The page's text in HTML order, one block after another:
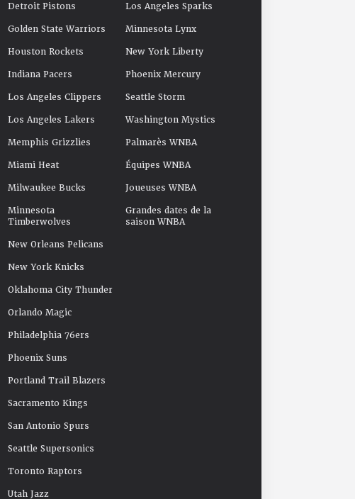
Detroit Pistons
Golden State Warriors
Houston Rockets
Indiana Pacers
Los Angeles Clippers
Los Angeles Lakers
Memphis Grizzlies
Miami Heat
Milwaukee Bucks
Minnesota
Timberwolves
New Orleans Pelicans
New York Knicks
Oklahoma City Thunder
Orlando Magic
Philadelphia 76ers
Phoenix Suns
Portland Trail Blazers
Sacramento Kings
San Antonio Spurs
Seattle Supersonics
Toronto Raptors
Utah Jazz
Los Angeles Sparks
Minnesota Lynx
New York Liberty
Phoenix Mercury
Seattle Storm
Washington Mystics
Palmarès WNBA
Équipes WNBA
Joueuses WNBA
Grandes dates de la
saison WNBA